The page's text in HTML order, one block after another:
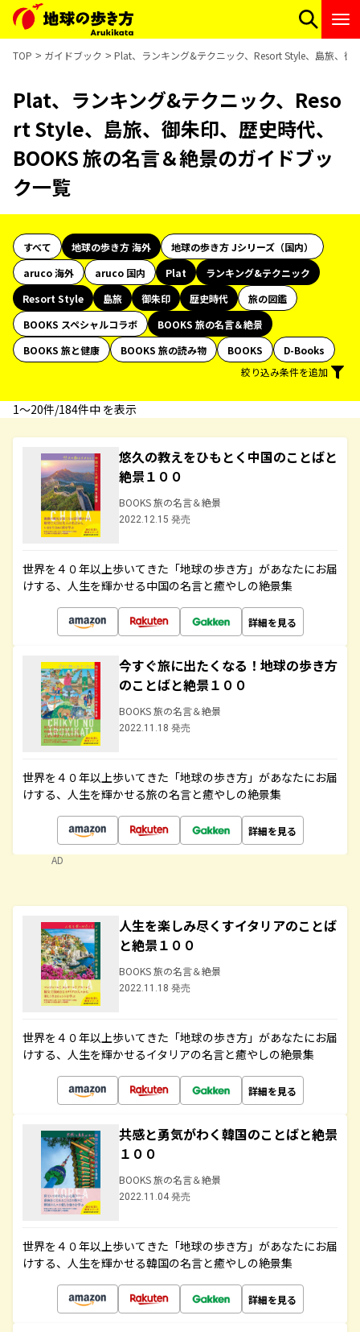
TOP ガイドブック Plat、ランキング&テクニック、Resort Style、島旅、
Plat、ランキング&テクニック、Reso
rt Style、島旅、御朱印、歴史時代、
BOOKS 旅の名言＆絶景のガイドブッ
ク一覧
すべて 地球の歩き方 海外
地球の歩き方 Jシリーズ（国内）
aruco 海外
aruco 国内 Plat
ランキング&テクニック
Resort Style
島旅 御朱印 歴史時代
旅の図鑑
BOOKS スペシャルコラボ
BOOKS 旅の名言＆絶景
BOOKS 旅と健康
BOOKS 旅の読み物 BOOKS
D-Books
絞り込み条件を追加
1〜20件/184件中 を表示
悠久の教えをひもとく中国のことばと
絶景１００
BOOKS 旅の名言＆絶景
2022.12.15 発売
世界を４０年以上歩いてきた「地球の歩き方」があなたにお届
けする、人生を輝かせる中国の名言と癒やしの絶景集
詳細を見る
今すぐ旅に出たくなる！地球の歩き方
のことばと絶景１００
BOOKS 旅の名言＆絶景
2022.11.18 発売
世界を４０年以上歩いてきた「地球の歩き方」があなたにお届
けする、人生を輝かせる旅の名言と癒やしの絶景集
詳細を見る
AD
人生を楽しみ尽くすイタリアのことば
と絶景１００
BOOKS 旅の名言＆絶景
2022.11.18 発売
世界を４０年以上歩いてきた「地球の歩き方」があなたにお届
けする、人生を輝かせるイタリアの名言と癒やしの絶景集
詳細を見る
共感と勇気がわく韓国のことばと絶景
１００
BOOKS 旅の名言＆絶景
2022.11.04 発売
世界を４０年以上歩いてきた「地球の歩き方」があなたにお届
けする、人生を輝かせる韓国の名言と癒やしの絶景集
詳細を見る